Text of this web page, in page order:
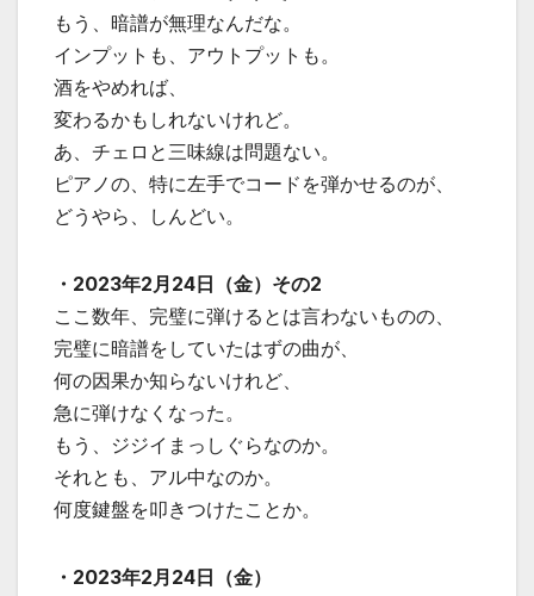
もう、暗譜が無理なんだな。
インプットも、アウトプットも。
酒をやめれば、
変わるかもしれないけれど。
あ、チェロと三味線は問題ない。
ピアノの、特に左手でコードを弾かせるのが、
どうやら、しんどい。
・2023年2月24日（金）その2
ここ数年、完璧に弾けるとは言わないものの、
完璧に暗譜をしていたはずの曲が、
何の因果か知らないけれど、
急に弾けなくなった。
もう、ジジイまっしぐらなのか。
それとも、アル中なのか。
何度鍵盤を叩きつけたことか。
・2023年2月24日（金）